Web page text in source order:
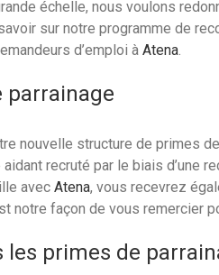
échelle, nous voulons
sur notre programme de
d’emploi à Atena.
parrainage
nouvelle structure de primes
recruté par le biais d’une
avec Atena, vous recevrez
notre façon de vous remercier
primes de